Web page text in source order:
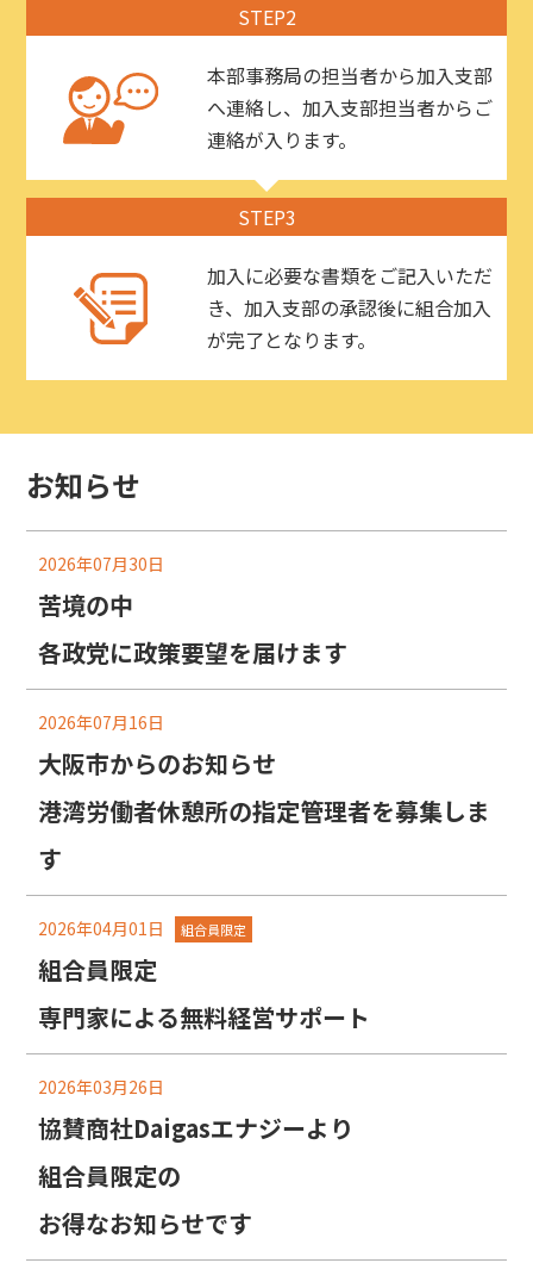
STEP2
本部事務局の担当者から加入支部
へ連絡し、加入支部担当者からご
連絡が入ります。
STEP3
加入に必要な書類をご記入いただ
き、加入支部の承認後に組合加入
が完了となります。
お知らせ
2026年07月30日
苦境の中
各政党に政策要望を届けます
2026年07月16日
大阪市からのお知らせ
港湾労働者休憩所の指定管理者を募集しま
す
2026年04月01日 組合員限定
組合員限定
専門家による無料経営サポート
2026年03月26日
協賛商社Daigasエナジーより
組合員限定の
お得なお知らせです